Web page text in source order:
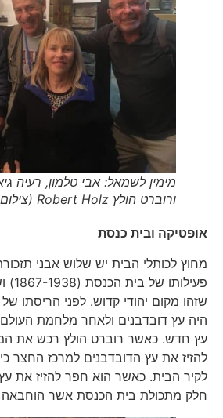
מימין לשמאל: אבי טלמון, רעיה גיא,
ורוברט הולץ Robert Holz (צילום יובל שמיר)
אופטיקה ובית כנסת
מחוץ לכותלי הבית יש שלוש אבני תזכורת
פעילותו של
שזהו מקום יהודי קדוש. לפני הריסתו של
היה עץ דובדבנים ולאחר מלחמת העולם
עץ חדש. כאשר רוברט הולץ רכש את
להזיז את עץ הדובדבנים למרכז החצר
לקיר הבית. כאשר הוא חפר להזיז את עץ
חלק מתכולת בית הכנסת אשר הוחבאה